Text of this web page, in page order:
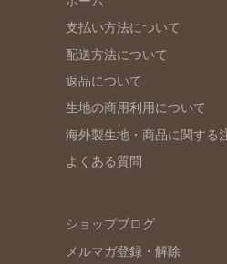
支払い方法について
配送方法について
返品について
生地の商用利用について
海外製生地・商品に関する
よくある質問
ショップブログ
メルマガ登録・解除